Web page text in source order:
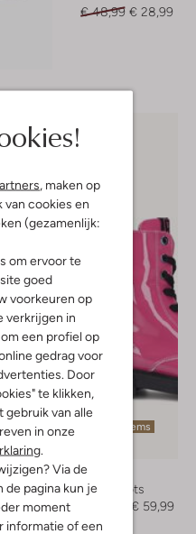
, maken op
cookies en
(gezamenlijk:
om ervoor te
goed
voorkeuren op
verkrijgen in
een profiel op
gedrag voor
Door
te klikken,
gebruik van alle
in onze
.
Via de
de pagina kun je
moment
informatie of een
€ 48,99 € 28,99
Laatste items
Red-Rag
Veterboots
€ 59,99